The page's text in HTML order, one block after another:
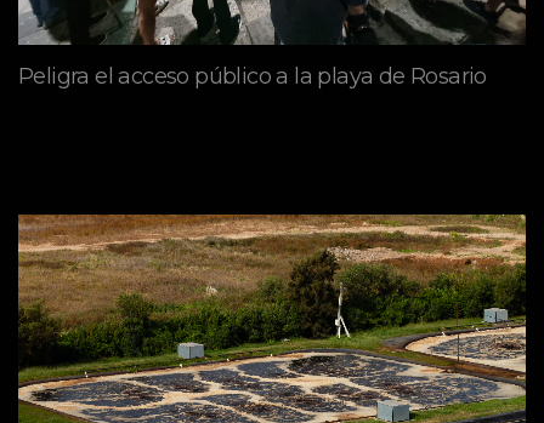
Peligra el acceso público a la playa de Rosario